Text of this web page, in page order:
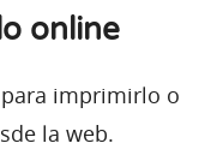
online
imprimirlo o
la web.